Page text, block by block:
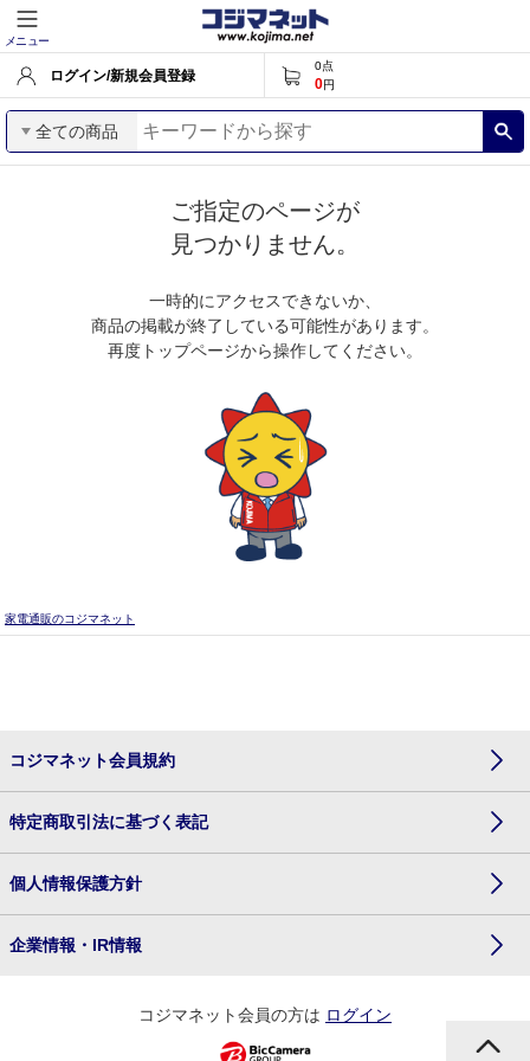
メニュー
ログイン/新規会員登録
0点
0円
全ての商品
ご指定のページが
見つかりません。
一時的にアクセスできないか、
商品の掲載が終了している可能性があります。
再度トップページから操作してください。
家電通販のコジマネット
コジマネット会員規約
特定商取引法に基づく表記
個人情報保護方針
企業情報・IR情報
コジマネット会員の方は ログイン